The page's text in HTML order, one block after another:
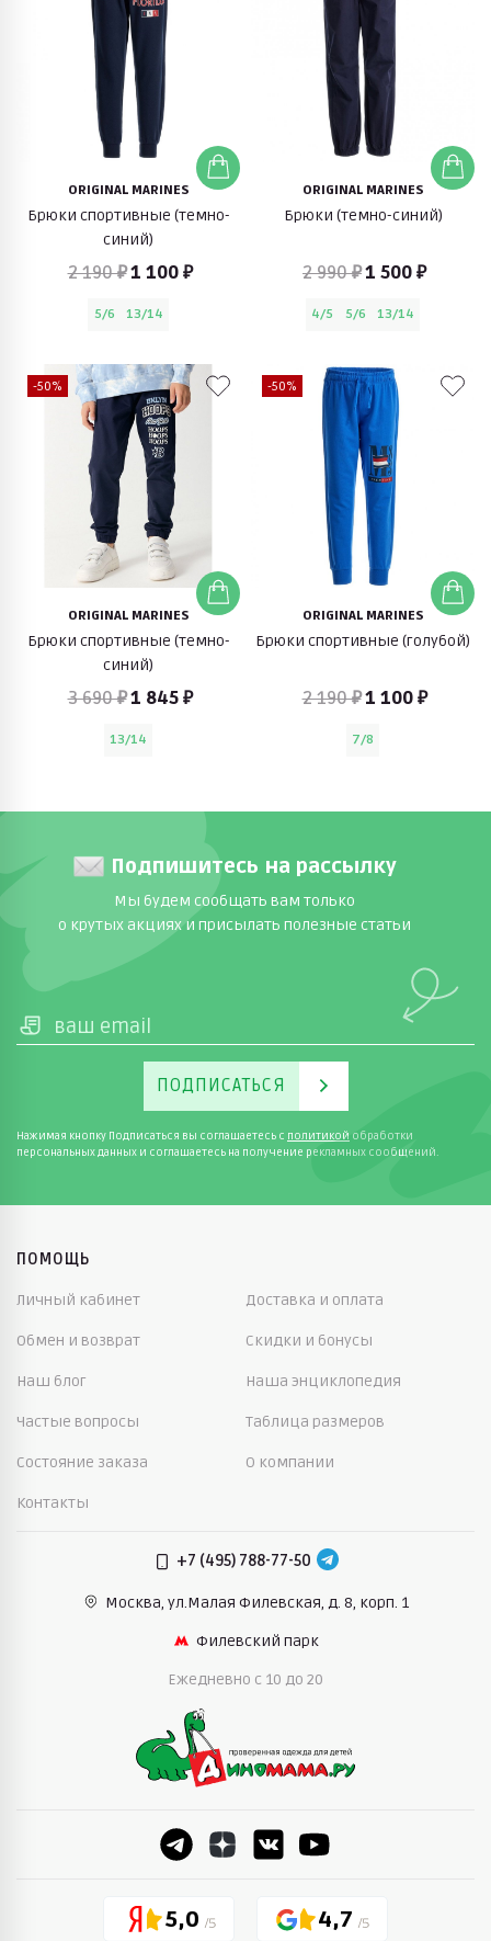
ORIGINAL MARINES
Брюки спортивные (темно-
синий)
2 190 ₽1 100 ₽
5/6 13/14
ORIGINAL MARINES
Брюки (темно-синий)
2 990 ₽1 500 ₽
4/5 5/6 13/14
-50%
ORIGINAL MARINES
Брюки спортивные (темно-
синий)
3 690 ₽1 845 ₽
13/14
-50%
ORIGINAL MARINES
Брюки спортивные (голубой)
2 190 ₽1 100 ₽
7/8
Подпишитесь на рассылку
Мы будем сообщать вам только
о крутых акциях и присылать полезные статьи
ПОДПИСАТЬСЯ
Нажимая кнопку Подписаться вы соглашаетесь с политикой обработки
персональных данных и соглашаетесь на получение рекламных сообщений.
ПОМОЩЬ
Личный кабинет Доставка и оплата
Обмен и возврат Скидки и бонусы
Наш блог Наша энциклопедия
Частые вопросы Таблица размеров
Состояние заказа О компании
Контакты
+7 (495) 788-77-50
Москва, ул.Малая Филевская, д. 8, корп. 1
Филевский парк
Ежедневно c 10 до 20
5,0 4,7